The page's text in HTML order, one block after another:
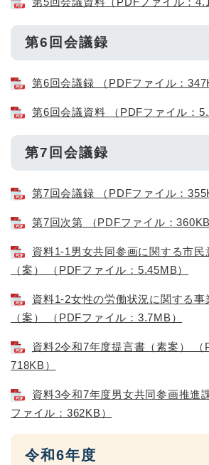
第6回会議録
第6回会議録 （PDFファイル：
第6回会議資料 （PDFファイル：
第7回会議録
第7回会議録 （PDFファイル：
第7回次第 （PDFファイル：360KB
資料1-1男女共同参画に関する市
（案） （PDFファイル：5.45MB）
資料1-2女性の労働状況に関する
（案） （PDFファイル：3.7MB）
資料2令和7年度提言書（素案） （
718KB）
資料3令和7年度男女共同参画推進
ファイル：362KB）
令和6年度